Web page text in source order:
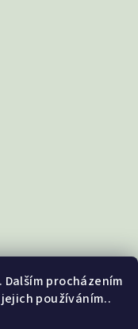
procházením
používáním..